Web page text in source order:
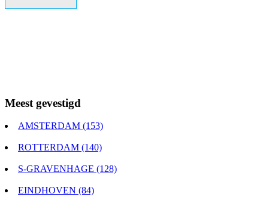
Meest gevestigd
AMSTERDAM (153)
ROTTERDAM (140)
S-GRAVENHAGE (128)
EINDHOVEN (84)